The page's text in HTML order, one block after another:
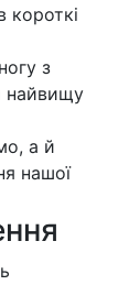
короткі
з
найвищу
а й
нашої